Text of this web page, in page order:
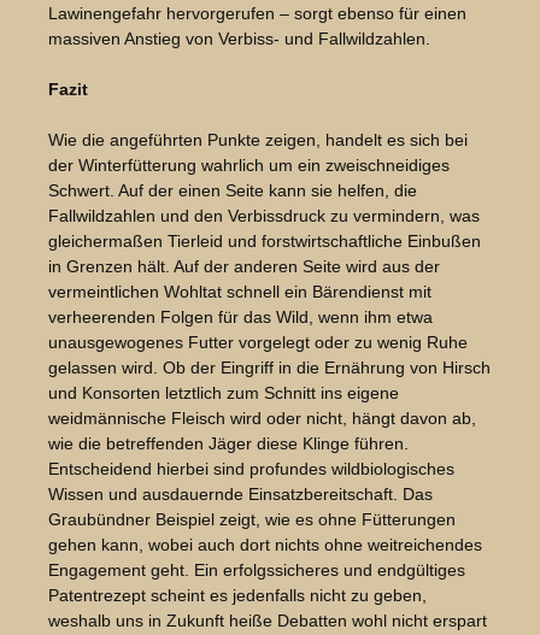
Lawinengefahr hervorgerufen – sorgt ebenso für einen
massiven Anstieg von Verbiss- und Fallwildzahlen.
Fazit
Wie die angeführten Punkte zeigen, handelt es sich bei
der Winterfütterung wahrlich um ein zweischneidiges
Schwert. Auf der einen Seite kann sie helfen, die
Fallwildzahlen und den Verbissdruck zu vermindern, was
gleichermaßen Tierleid und forstwirtschaftliche Einbußen
in Grenzen hält. Auf der anderen Seite wird aus der
vermeintlichen Wohltat schnell ein Bärendienst mit
verheerenden Folgen für das Wild, wenn ihm etwa
unausgewogenes Futter vorgelegt oder zu wenig Ruhe
gelassen wird. Ob der Eingriff in die Ernährung von Hirsch
und Konsorten letztlich zum Schnitt ins eigene
weidmännische Fleisch wird oder nicht, hängt davon ab,
wie die betreffenden Jäger diese Klinge führen.
Entscheidend hierbei sind profundes wildbiologisches
Wissen und ausdauernde Einsatzbereitschaft. Das
Graubündner Beispiel zeigt, wie es ohne Fütterungen
gehen kann, wobei auch dort nichts ohne weitreichendes
Engagement geht. Ein erfolgssicheres und endgültiges
Patentrezept scheint es jedenfalls nicht zu geben,
weshalb uns in Zukunft heiße Debatten wohl nicht erspart